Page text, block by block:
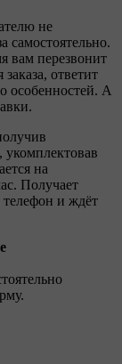
не
самостоятельно.
вам перезвонит
ответит
особенностей. А
укомплектовав
на
Получает
и ждёт